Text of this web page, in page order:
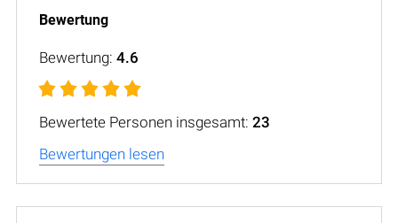
Bewertung: 4.6
Bewertete Personen insgesamt: 23
Bewertungen lesen